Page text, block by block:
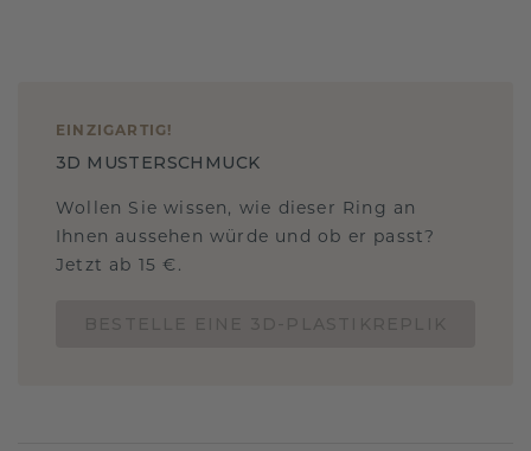
EINZIGARTIG !
3D MUSTERSCHMUCK
Wollen Sie wissen, wie dieser Ring an
Ihnen aussehen würde und ob er passt?
Jetzt ab 15 €.